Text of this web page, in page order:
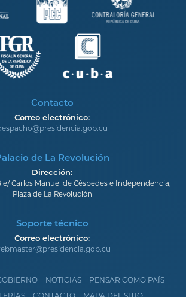
Contacto
Correo electrónico:
de La Revolución
Dirección:
e/ Carlos Manuel de Céspedes e Independencia,
Plaza de La Revolución
Soporte técnico
Correo electrónico:
NOTICIAS
PENSAR COMO PAÍS